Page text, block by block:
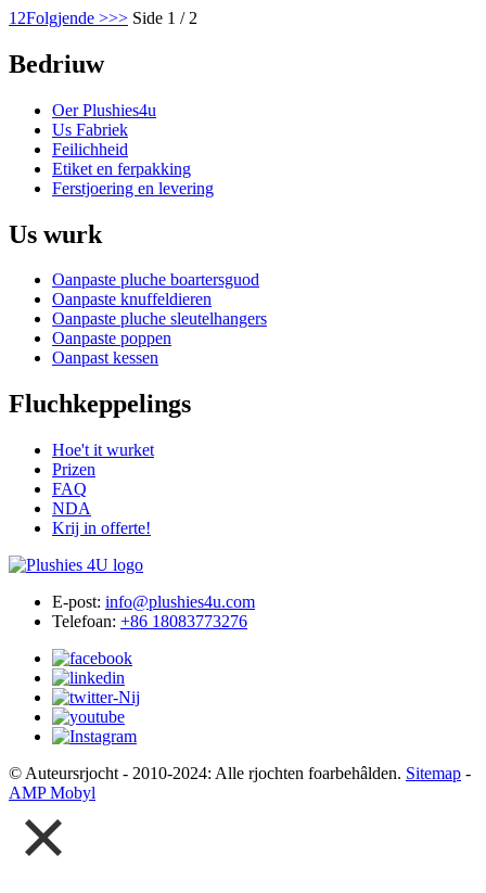
1 2Folgjende >>> Side 1 / 2
Bedriuw
Oer Plushies4u
Us Fabriek
Feilichheid
Etiket en ferpakking
Ferstjoering en levering
Us wurk
Oanpaste pluche boartersguod
Oanpaste knuffeldieren
Oanpaste pluche sleutelhangers
Oanpaste poppen
Oanpast kessen
Fluchkeppelings
Hoe't it wurket
Prizen
FAQ
NDA
Krij in offerte!
E-post: info@plushies4u.com
Telefoan: +86 18083773276
© Auteursrjocht - 2010-2024: Alle rjochten foarbehâlden. Sitemap -
AMP Mobyl